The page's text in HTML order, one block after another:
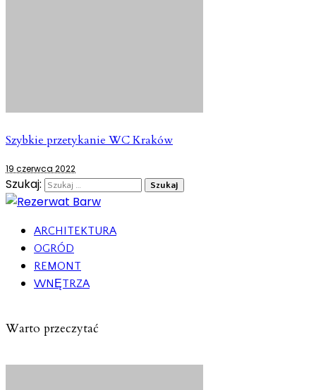
Szybkie przetykanie WC Kraków
19 czerwca 2022
Szukaj:
ARCHITEKTURA
OGRÓD
REMONT
WNĘTRZA
Warto przeczytać